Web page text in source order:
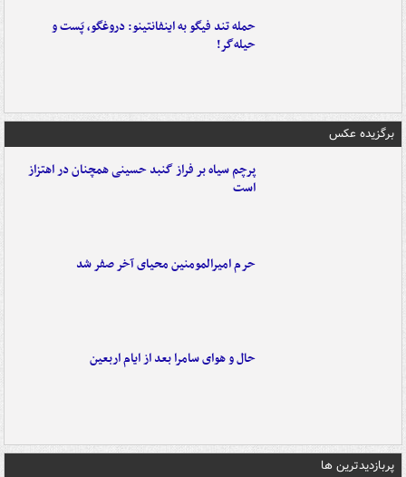
حمله تند فیگو به اینفانتینو: دروغگو، پَست‌ و
حیله‌گر!
برگزیده عکس
پرچم سیاه بر فراز گنبد حسینی همچنان در اهتزاز
است
حرم امیرالمومنین محیای آخر صفر شد
حال و هوای سامرا بعد از ایام اربعین
پربازدیدترین ها